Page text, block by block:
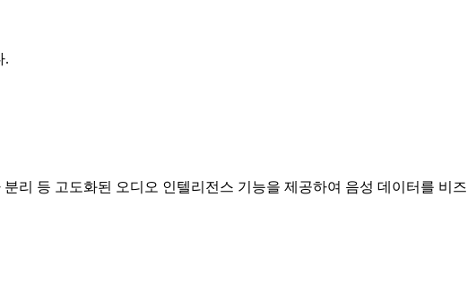
.
리 등 고도화된 오디오 인텔리전스 기능을 제공하여 음성 데이터를 비즈